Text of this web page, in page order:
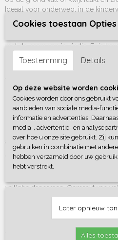
Ideaal voor onderweg, in de
Personaliseerbaar met naam
met de naam van je kindje. Er is
lettertypes
diverse kleuren
het speenkoord helemaal naar
past bij jouw voorkeur.
Drie stijlvolle kleuren
Het speenkoord is verkrijgbaar in
die perfect passen bij iedere outfit
neutraal en eigentijds, zodat ze
als meisjes.
Veiligheid voorop
Uiteraard staat veiligheid bij ons
veiligheidsnormen. Gemaakt van
geschikt voor baby's vanaf de
zacht voor de kleding en laat
Wil je liever een speenkoord met
Cookies toestaan Opties
Toestemming Details
Op deze website worden
Cookies worden door ons gebruikt
aanbieden van sociale media-
informatie en advertenties.
media-, advertentie- en
over hoe u onze site gebruikt. Zij
gebruiken in combinatie met
hebben verzameld door uw
hebt verstrekt.
Later opnieuw
Alles